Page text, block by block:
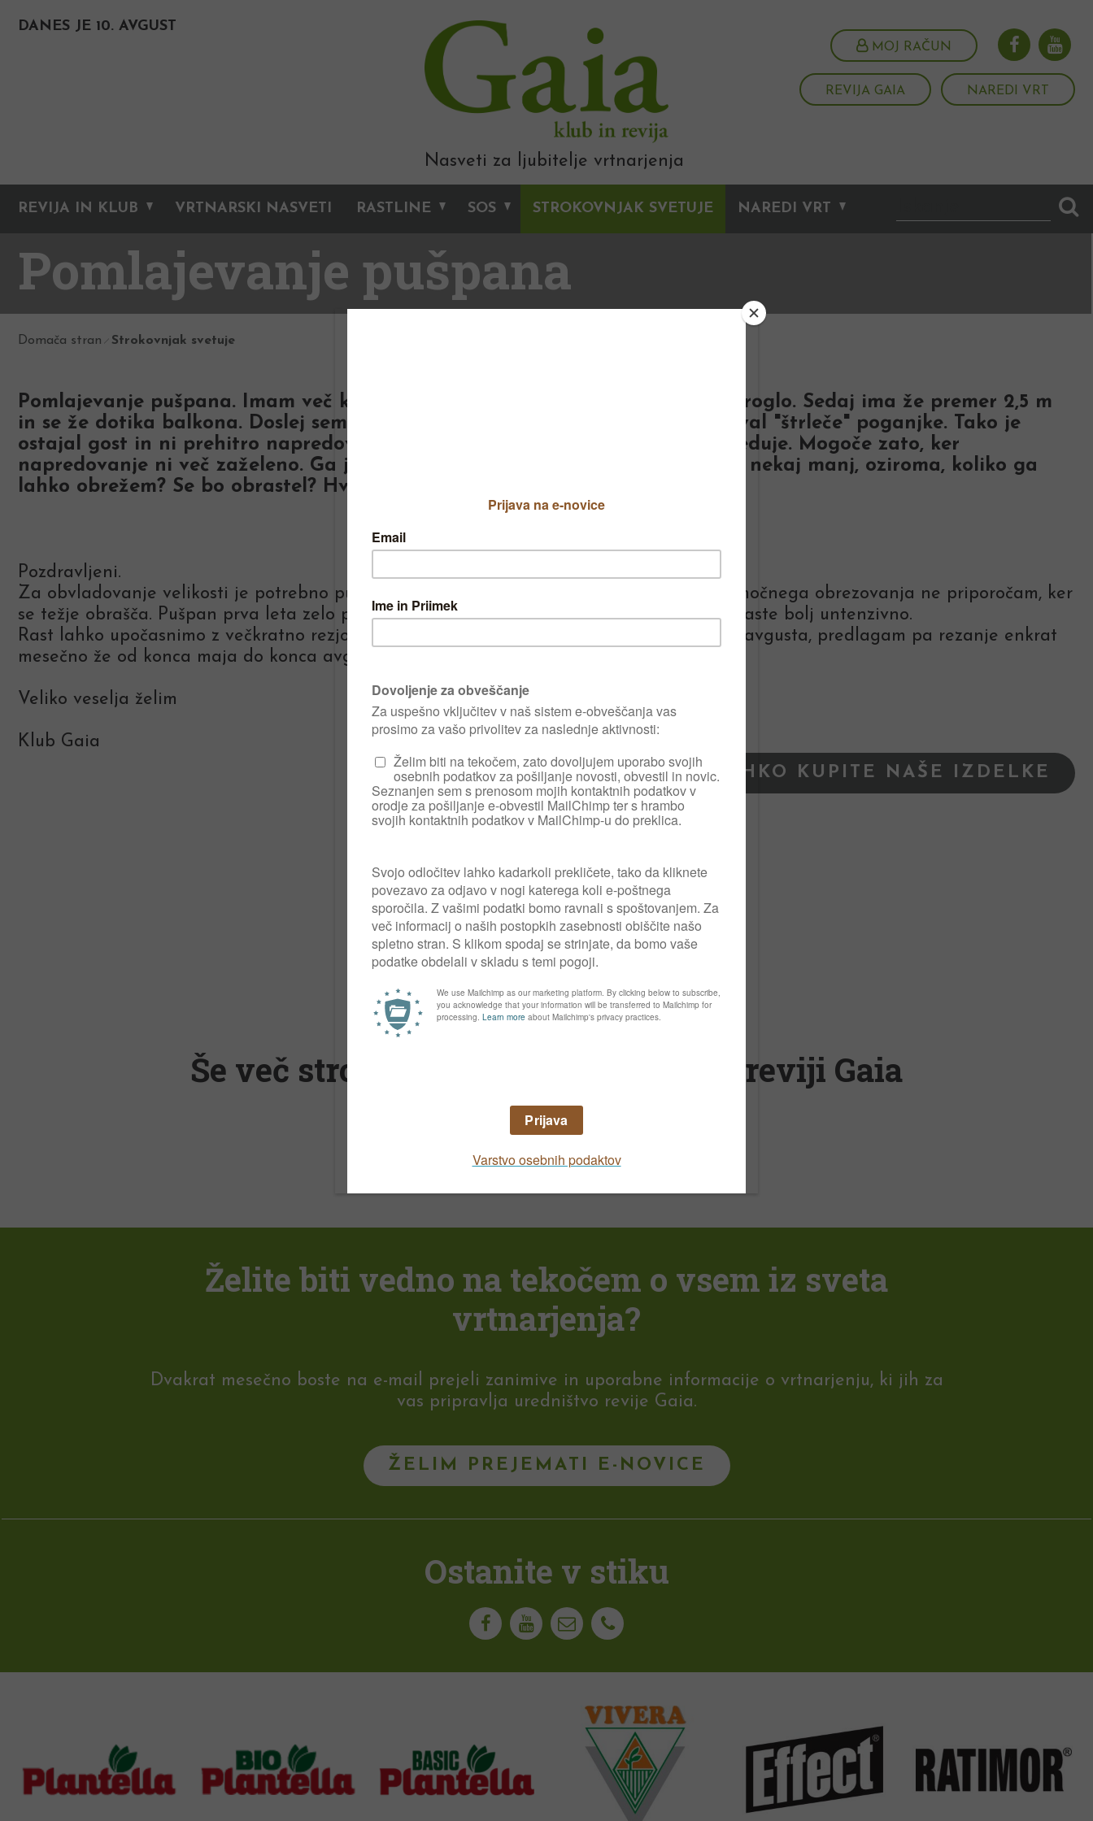
DANES JE 10. AVGUST
MOJ RAČUN
REVIJA GAIA NAREDI VRT
Nasveti za ljubitelje vrtnarjenja
REVIJA IN KLUB VRTNARSKI NASVETI RASTLINE SOS STROKOVNJAK SVETUJE NAREDI VRT
Pomlajevanje pušpana
Domača stran Strokovnjak svetuje
Pomlajevanje pušpana. Imam več kot 30 let star pušpan, ki ga obrezujem v kroglo. Sedaj ima že premer 2,5 m
in se že dotika balkona. Doslej sem ga obrezoval tako, da sem krajšal, izrezoval "štrleče" poganjke. Tako je
ostajal gost in ni prehitro napredoval. Zdi se mi, da zadnja leta hitreje napreduje. Mogoče zato, ker
napredovanje ni več zaželeno. Ga je možno "zmanjšati" na premer 2 m ali še nekaj manj, oziroma, koliko ga
lahko obrežem? Se bo obrastel? Hvala za odgovor.
Pozdravljeni.
Za obvladovanje velikosti je potrebno pušpan obrezovati večkrat letno po malem. Zelo močnega obrezovanja ne priporočam, ker
se težje obrašča. Pušpan prva leta zelo počasi raste, potem ko se prilagodi na okolje pa raste bolj untenzivno.
Rast lahko upočasnimo z večkratno rezjo v rastni sezoni . Praviloma se obrezuje junija in avgusta, predlagam pa rezanje enkrat
mesečno že od konca maja do konca avgusta.
Veliko veselja želim
Klub Gaia
KJE LAHKO KUPITE NAŠE IZDELKE
Za komentiranje se prijavite
PRIJAVA
Še več strokovnih vsebin poiščite v reviji Gaia
Želite biti vedno na tekočem o vsem iz sveta
vrtnarjenja?
Dvakrat mesečno boste na e-mail prejeli zanimive in uporabne informacije o vrtnarjenju, ki jih za
vas pripravlja uredništvo revije Gaia.
ŽELIM PREJEMATI E-NOVICE
Ostanite v stiku